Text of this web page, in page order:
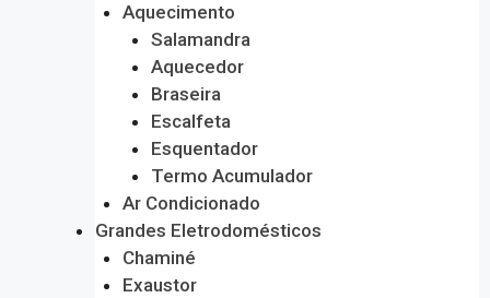
Aquecimento
Salamandra
Aquecedor
Braseira
Escalfeta
Esquentador
Termo Acumulador
Ar Condicionado
Grandes Eletrodomésticos
Chaminé
Exaustor